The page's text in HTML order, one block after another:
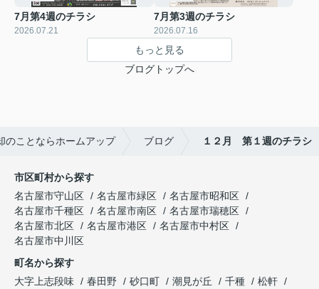
7月第4週のチラシ
2026.07.21
7月第3週のチラシ
2026.07.16
もっと見る
ブログトップへ
のことならホームアップ ブログ １２月 第１週のチラシ
市区町村から探す
名古屋市守山区
名古屋市緑区
名古屋市昭和区
名古屋市千種区
名古屋市南区
名古屋市瑞穂区
名古屋市北区
名古屋市港区
名古屋市中村区
名古屋市中川区
町名から探す
大字上志段味
春田野 砂口町 潮見が丘 千種
松軒